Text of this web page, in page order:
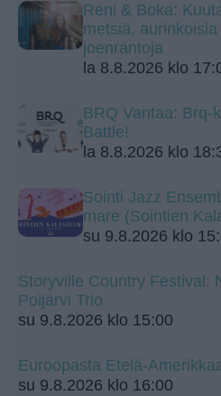
Reni & Boka:
metsiä, aurinkoisia
joenrantoja
la 8.8.2026 klo
BRQ Vantaa: Brq-
Battle!
la 8.8.2026 klo
Sointi Jazz
mare (Sointien
su 9.8.2026 klo
Storyville Country Festival:
Poijärvi Trio
su 9.8.2026 klo 15:00
Euroopasta Etelä-
su 9.8.2026 klo 16:00